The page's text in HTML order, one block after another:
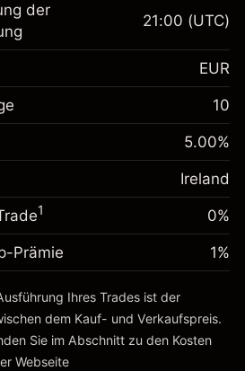
€1,000.00
(-€3.46)
Hebelwirkung
~ $
€1,000.00
-0.004915
%
(-€0.98)
Hebelwirkung
~ $€19,000.00
der
21:00 (UTC)
EUR
10
5.00%
Ireland
1 0%
Prämie 1%
Ihres Trades ist der
dem Kauf- und Verkaufspreis.
Sie im Abschnitt zu den Kosten
Webseite